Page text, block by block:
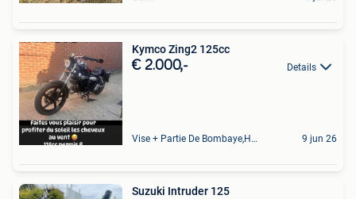
Kymco Zing2 125cc
€ 2.000,- Details
Vise + Partie De Bombaye,Hac- Court, Hermalle-Ss-Argenteau 9 jun 26
Suzuki Intruder 125